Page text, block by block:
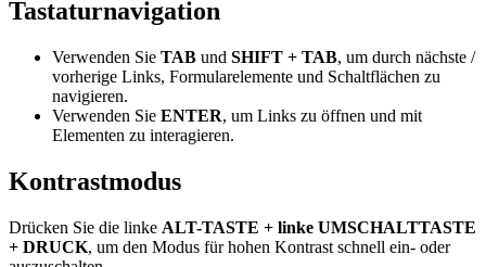
Tastaturnavigation
Verwenden Sie TAB und SHIFT + TAB, um durch nächste /
vorherige Links, Formularelemente und Schaltflächen zu
navigieren.
Verwenden Sie ENTER, um Links zu öffnen und mit
Elementen zu interagieren.
Kontrastmodus
Drücken Sie die linke ALT-TASTE + linke UMSCHALTTASTE
+ DRUCK, um den Modus für hohen Kontrast schnell ein- oder